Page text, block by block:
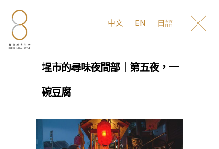
中文 EN 日語
埕市的尋味夜間部｜第五夜，一
碗豆腐